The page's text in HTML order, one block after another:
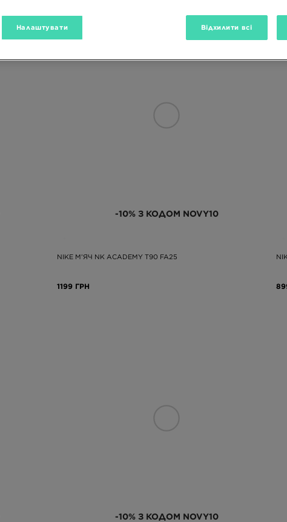
-10% З КОДОМ NOVY10
NIKE М’ЯЧ NK ACADEMY T90 FA25
1199 ГРН
-10% З КОДОМ NOVY10
Налаштувати Відхилити всі